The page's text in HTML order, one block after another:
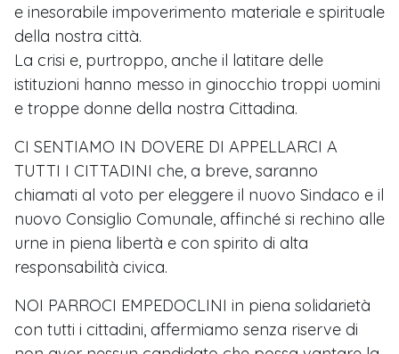
e inesorabile impoverimento materiale e spirituale
della nostra città.
La crisi e, purtroppo, anche il latitare delle
istituzioni hanno messo in ginocchio troppi uomini
e troppe donne della nostra Cittadina.
CI SENTIAMO IN DOVERE DI APPELLARCI A
TUTTI I CITTADINI che, a breve, saranno
chiamati al voto per eleggere il nuovo Sindaco e il
nuovo Consiglio Comunale, affinché si rechino alle
urne in piena libertà e con spirito di alta
responsabilità civica.
NOI PARROCI EMPEDOCLINI in piena solidarietà
con tutti i cittadini, affermiamo senza riserve di